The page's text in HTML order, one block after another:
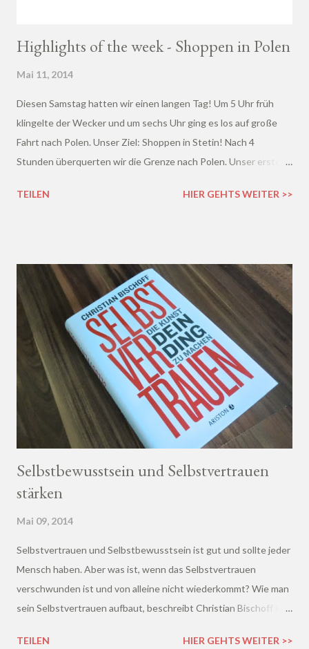
Highlights of the week - Shoppen in Polen
Mai 11, 2014
Diesen Samstag hatten wir einen langen Tag! Um 5 Uhr früh
klingelte der Wecker und um sechs Uhr ging es los auf große
Fahrt nach Polen. Unser Ziel: Shoppen in Stetin! Nach 4
Stunden überquerten wir die Grenze nach Polen. Unser erstes
kleine Klamottengeschäfte auf jeweils rund 20 m² versteckten
TEILEN HIER GEHTS WEITER >>
Selbstbewusstsein und Selbstvertrauen
stärken
Mai 09, 2014
Selbstvertrauen und Selbstbewusstsein ist gut und sollte jeder
Mensch haben. Aber was ist, wenn das Selbstvertrauen
verschwunden ist und von alleine nicht wiederkommt? Wie man
sein Selbstvertrauen aufbaut, beschreibt Christian Bischoff in
". Über die Website testleser-werden.de wurde ich als Testleser
TEILEN HIER GEHTS WEITER >>